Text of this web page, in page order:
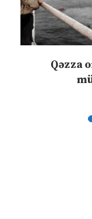
Qəzza